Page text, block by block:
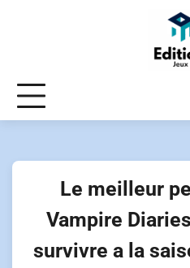
Le meilleur
Vampire
survivre a la